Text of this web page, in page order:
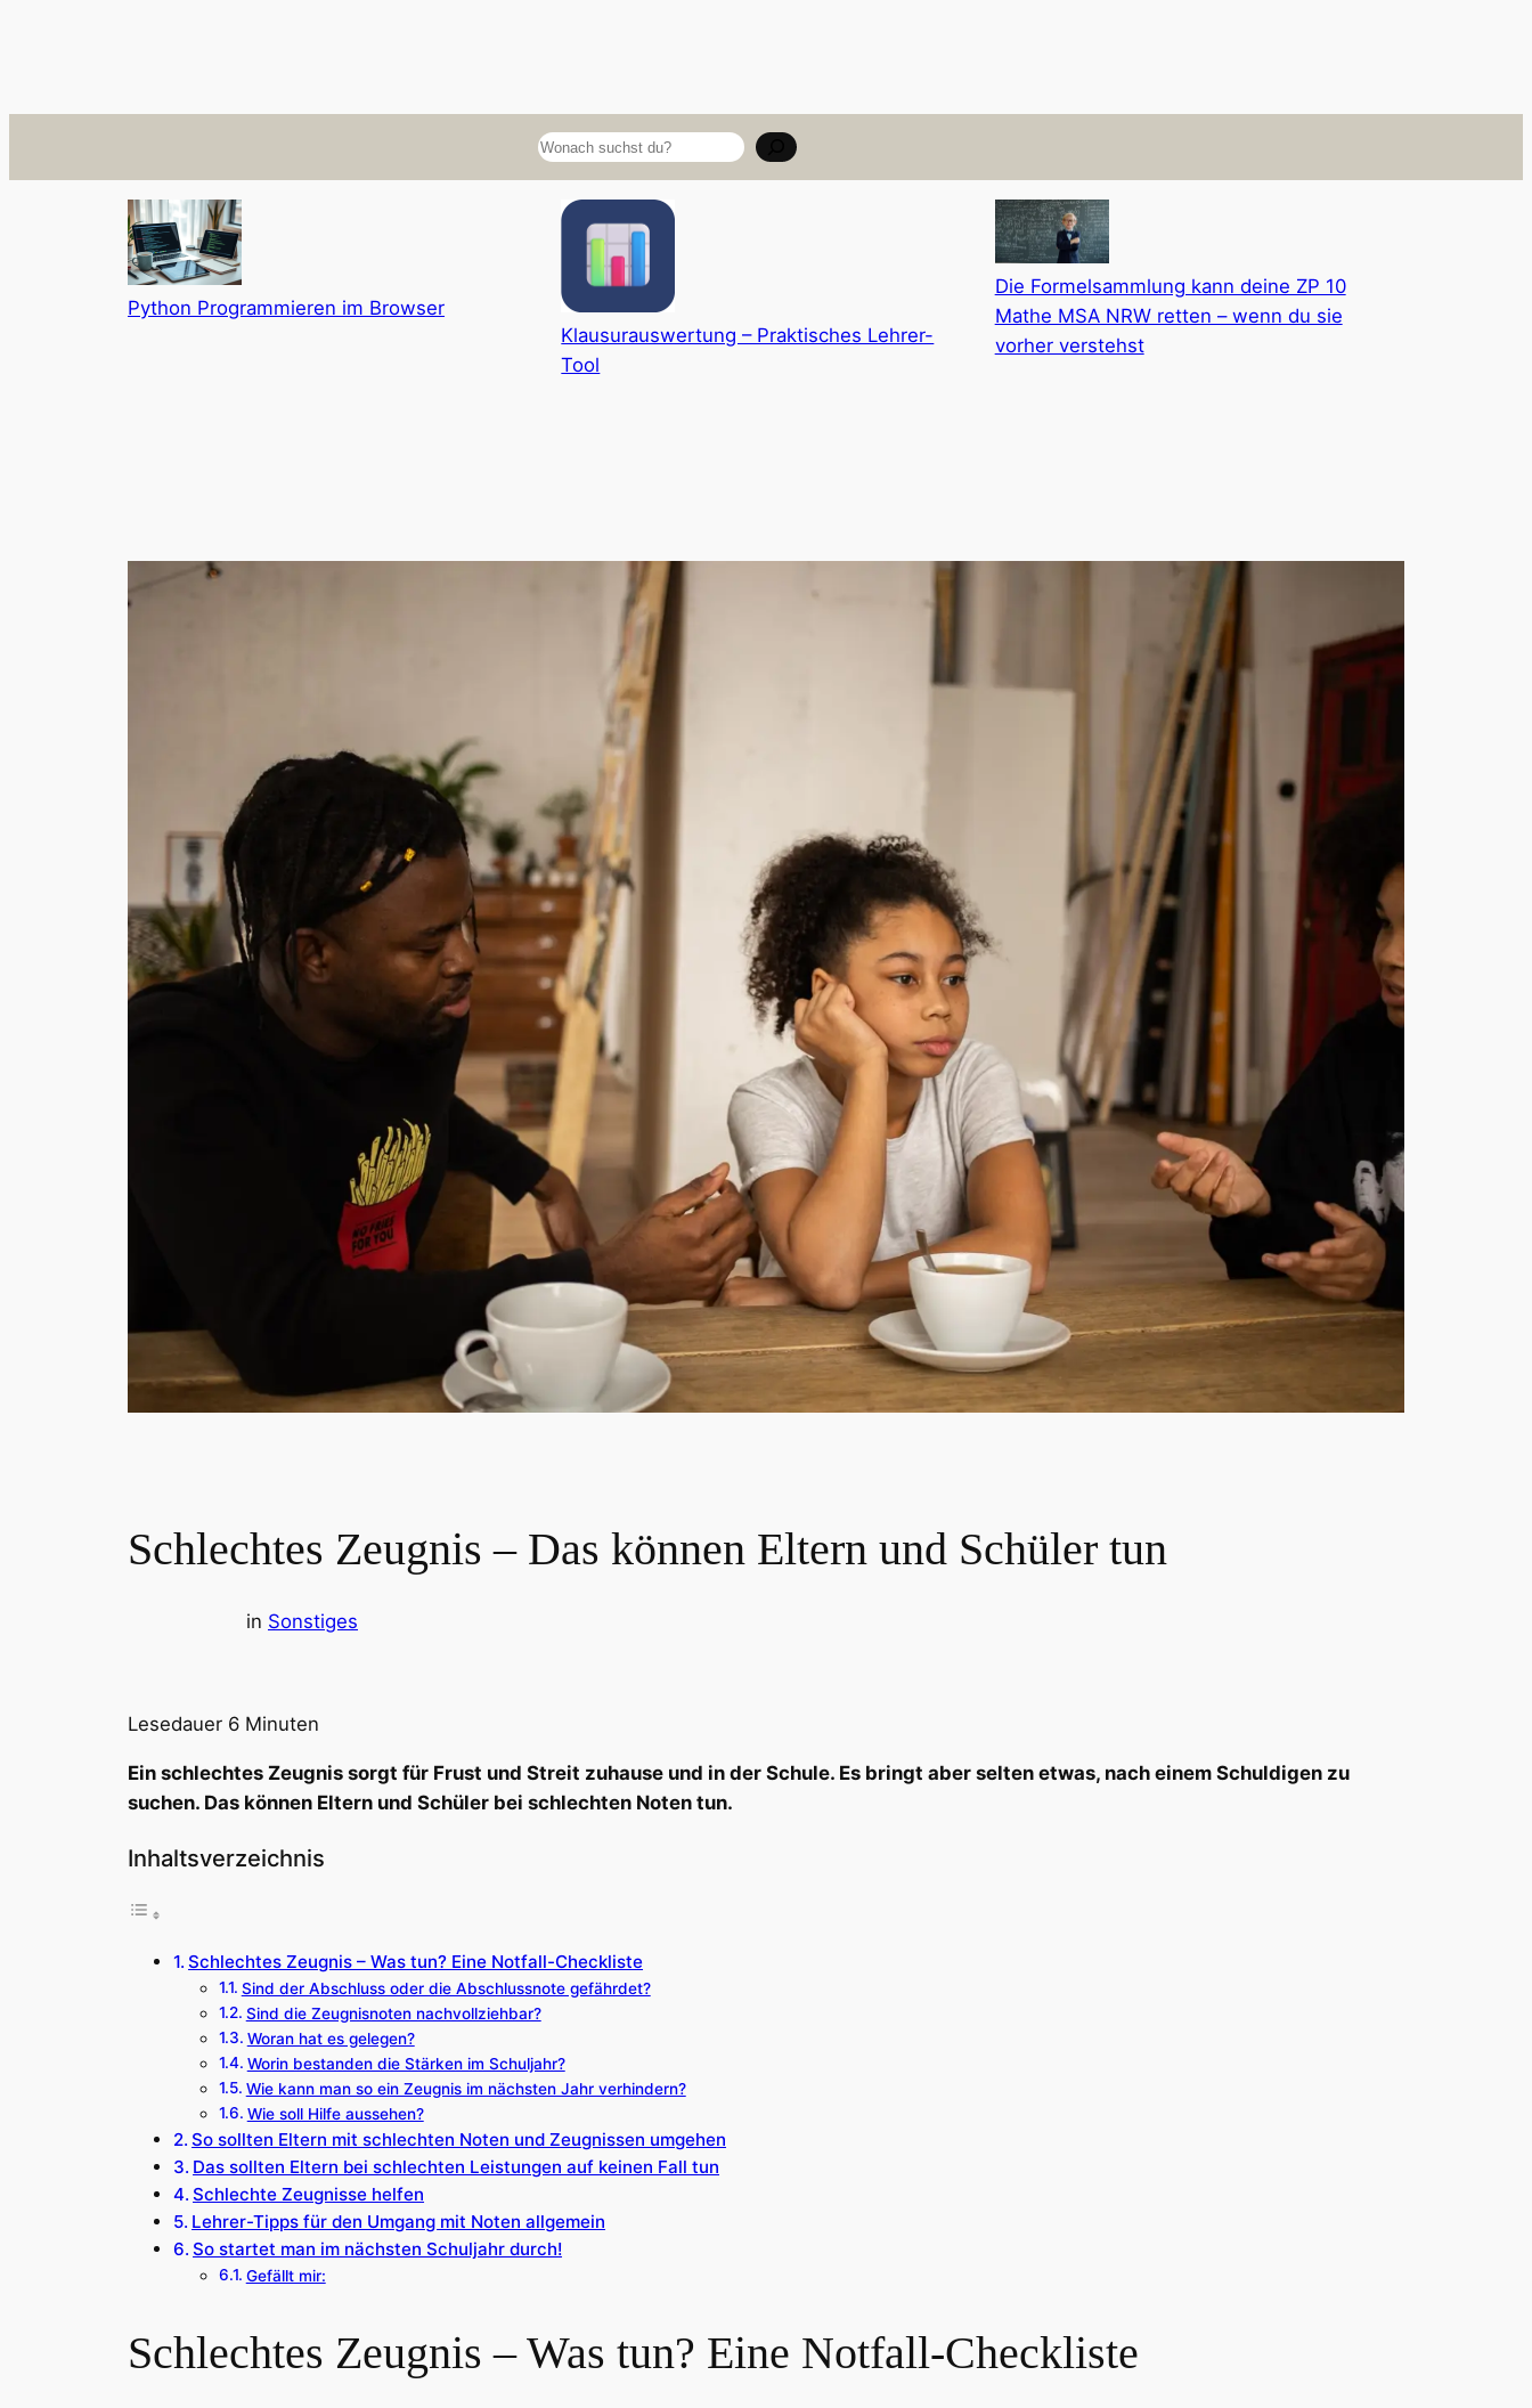
Suchen
Python Programmieren im Browser
Klausurauswertung – Praktisches Lehrer-
Tool
Die Formelsammlung kann deine ZP 10
Mathe MSA NRW retten – wenn du sie
vorher verstehst
Schlechtes Zeugnis – Das können Eltern und Schüler tun
in Sonstiges
Lesedauer 6 Minuten
Ein schlechtes Zeugnis sorgt für Frust und Streit zuhause und in der Schule. Es bringt aber selten etwas, nach einem Schuldigen zu
suchen. Das können Eltern und Schüler bei schlechten Noten tun.
Inhaltsverzeichnis
Schlechtes Zeugnis – Was tun? Eine Notfall-Checkliste
Sind der Abschluss oder die Abschlussnote gefährdet?
Sind die Zeugnisnoten nachvollziehbar?
Woran hat es gelegen?
Worin bestanden die Stärken im Schuljahr?
Wie kann man so ein Zeugnis im nächsten Jahr verhindern?
Wie soll Hilfe aussehen?
So sollten Eltern mit schlechten Noten und Zeugnissen umgehen
Das sollten Eltern bei schlechten Leistungen auf keinen Fall tun
Schlechte Zeugnisse helfen
Lehrer-Tipps für den Umgang mit Noten allgemein
So startet man im nächsten Schuljahr durch!
Gefällt mir:
Schlechtes Zeugnis – Was tun? Eine Notfall-Checkliste